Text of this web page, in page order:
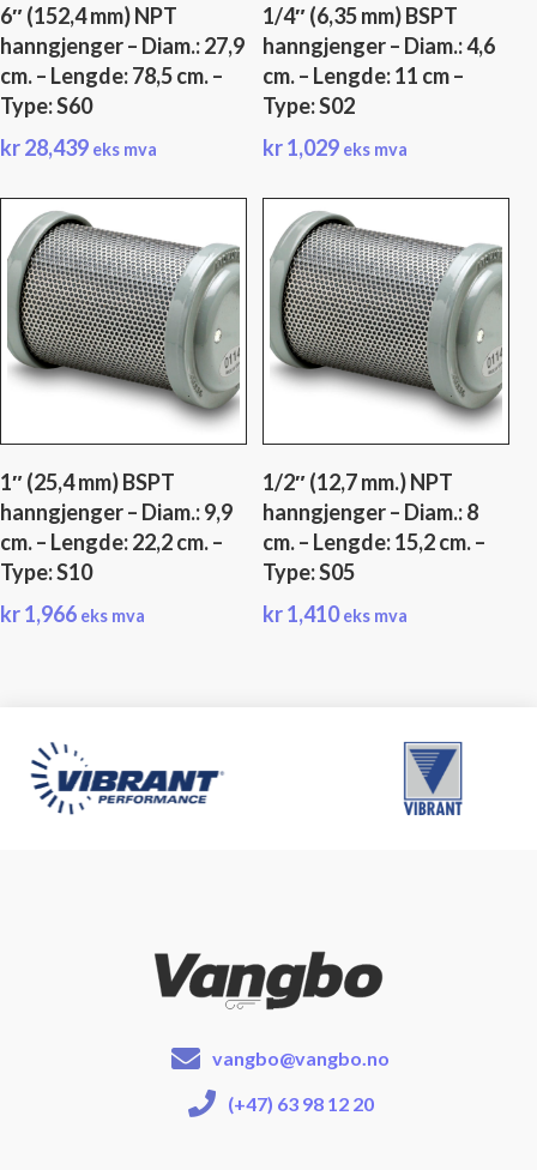
6″ (152,4 mm) NPT
hanngjenger – Diam.: 27,9
cm. – Lengde: 78,5 cm. –
Type: S60
kr28,439 eks mva
1/4″ (6,35 mm) BSPT
hanngjenger – Diam.: 4,6
cm. – Lengde: 11 cm –
Type: S02
kr1,029 eks mva
1″ (25,4 mm) BSPT
hanngjenger – Diam.: 9,9
cm. – Lengde: 22,2 cm. –
Type: S10
kr1,966 eks mva
1/2″ (12,7 mm.) NPT
hanngjenger – Diam.: 8
cm. – Lengde: 15,2 cm. –
Type: S05
kr1,410 eks mva
vangbo@vangbo.no
(+47) 63 98 12 20